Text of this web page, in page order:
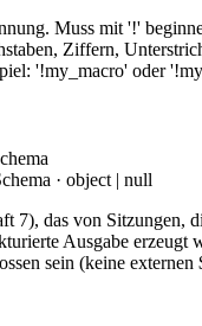
Muss mit '!'
Ziffern,
'!my_macro' oder
· object | null
7), das von Sitzungen,
Ausgabe
sein (keine externen